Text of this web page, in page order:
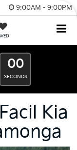
9:00AM - 9:00PM
00
SECONDS
Kia